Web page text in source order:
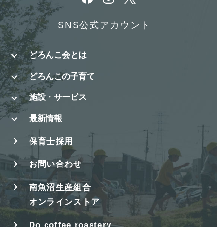
SNS公式アカウント
どろんこ会とは
どろんこの子育て
施設・サービス
最新情報
保育士採用
お問い合わせ
南魚沼生産組合
オンラインストア
Do coffee roastery